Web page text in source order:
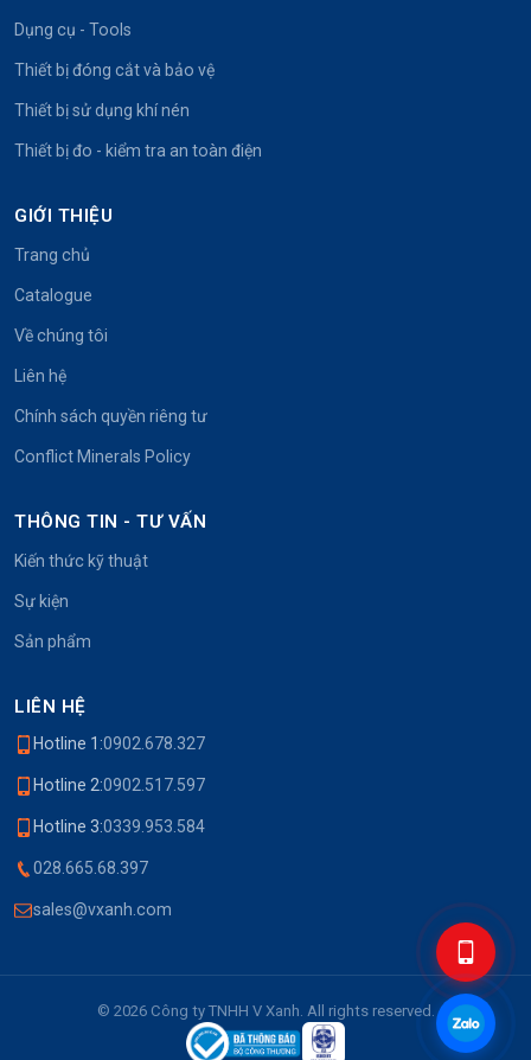
Dụng cụ - Tools
Thiết bị đóng cắt và bảo vệ
Thiết bị sử dụng khí nén
Thiết bị đo - kiểm tra an toàn điện
GIỚI THIỆU
Trang chủ
Catalogue
Về chúng tôi
Liên hệ
Chính sách quyền riêng tư
Conflict Minerals Policy
THÔNG TIN - TƯ VẤN
Kiến thức kỹ thuật
Sự kiện
Sản phẩm
LIÊN HỆ
Hotline 1:0902.678.327
Hotline 2:0902.517.597
Hotline 3:0339.953.584
028.665.68.397
sales@vxanh.com
© 2026 Công ty TNHH V Xanh. All rights reserved.